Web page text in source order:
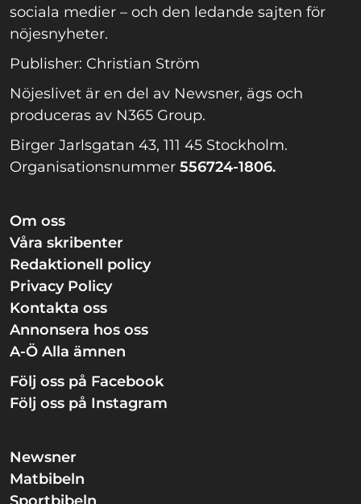
sociala medier – och den ledande sajten för
nöjesnyheter.
Publisher: Christian Ström
Nöjeslivet är en del av Newsner, ägs och
produceras av N365 Group.
Birger Jarlsgatan 43, 111 45 Stockholm.
Organisationsnummer 556724-1806.
Om oss
Våra skribenter
Redaktionell policy
Privacy Policy
Kontakta oss
Annonsera hos oss
A-Ö Alla ämnen
Följ oss på Facebook
Följ oss på Instagram
Newsner
Matbibeln